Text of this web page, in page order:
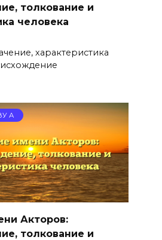
толкование и
человека
характеристика
А
Акторов:
толкование и